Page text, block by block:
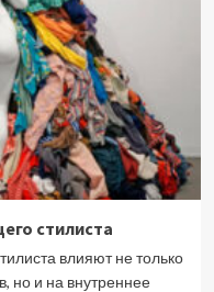
стилиста
влияют не только
но и на внутреннее